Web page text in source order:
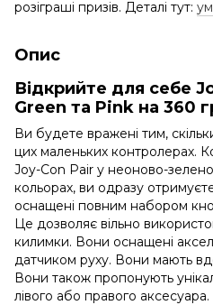
розіграші призів. Деталі тут:
Опис
Відкрийте для себе
Green та Pink на 360
Ви будете вражені тим,
цих маленьких контролерах.
Joy-Con Pair у неоново-
кольорах, ви одразу
оснащені повним набором
Це дозволяє вільно
килимки. Вони оснащені
датчиком руху. Вони мають
Вони також пропонують
лівого або правого аксесуара.